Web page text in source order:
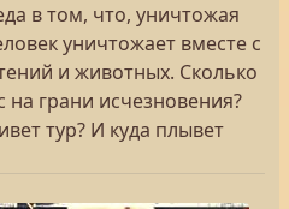
в том, что, уничтожая
уничтожает вместе с
и животных. Сколько
на грани исчезновения?
тур? И куда плывет